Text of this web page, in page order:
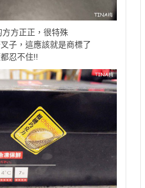
方正正，很特殊
子，這應該就是商標了
忍不住!!